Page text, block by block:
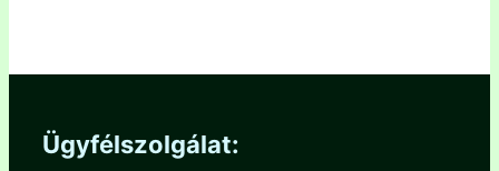
Ügyfélszolgálat: